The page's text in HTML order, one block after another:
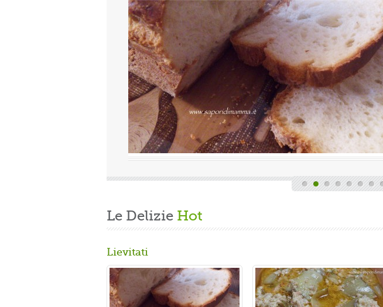
Panbrioche al Miele senza
Valutazione media: (0 / 5)
Oggi è domenica, quindi finita la fatica del lavoro settimanale
e delle faccende di casa, mi dedico alla mia grande passione.
Volevo preparare un panbrioche salutare per la ...
Le Delizie Hot
Lievitati